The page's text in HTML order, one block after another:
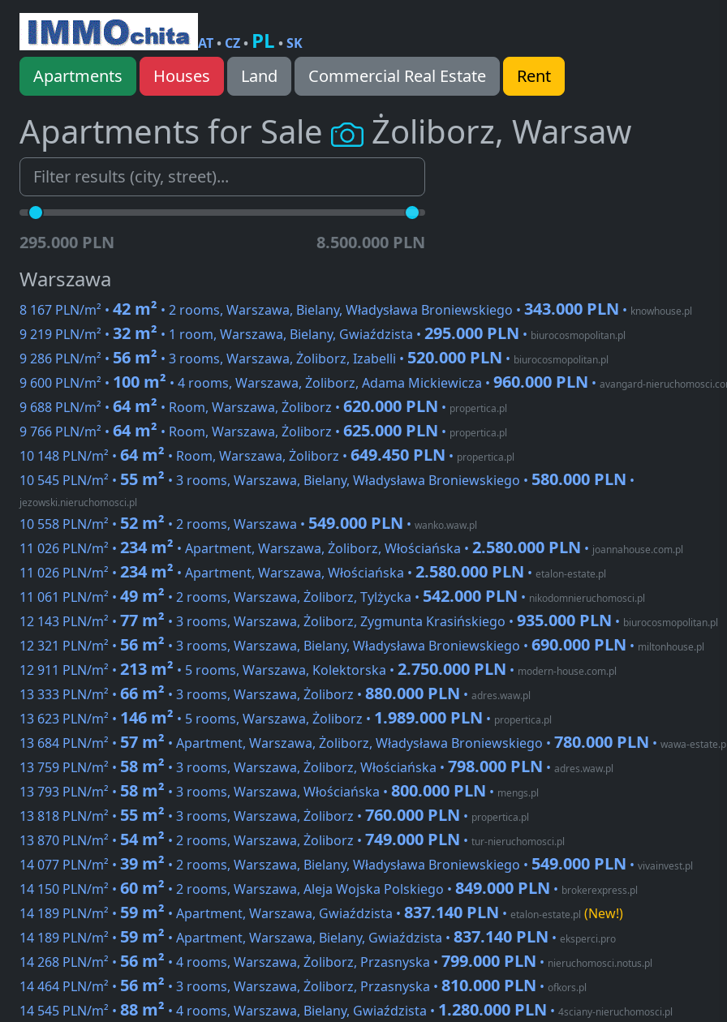
AT• CZ• PL •SK
Apartments Houses Land Commercial Real Estate Rent
Apartments for Sale Żoliborz, Warsaw
295.000 PLN 8.500.000 PLN
Warszawa
8 167 PLN/m² • 42 m² • 2 rooms, Warszawa, Bielany, Władysława Broniewskiego • 343.000 PLN • knowhouse.pl
9 219 PLN/m² • 32 m² • 1 room, Warszawa, Bielany, Gwiaździsta • 295.000 PLN • biurocosmopolitan.pl
9 286 PLN/m² • 56 m² • 3 rooms, Warszawa, Żoliborz, Izabelli • 520.000 PLN • biurocosmopolitan.pl
9 600 PLN/m² • 100 m² • 4 rooms, Warszawa, Żoliborz, Adama Mickiewicza • 960.000 PLN • avangard-
9 688 PLN/m² • 64 m² • Room, Warszawa, Żoliborz • 620.000 PLN • propertica.pl
9 766 PLN/m² • 64 m² • Room, Warszawa, Żoliborz • 625.000 PLN • propertica.pl
10 148 PLN/m² • 64 m² • Room, Warszawa, Żoliborz • 649.450 PLN • propertica.pl
10 545 PLN/m² • 55 m² • 3 rooms, Warszawa, Bielany, Władysława Broniewskiego • 580.000 PLN •
jezowski.nieruchomosci.pl
10 558 PLN/m² • 52 m² • 2 rooms, Warszawa • 549.000 PLN • wanko.waw.pl
11 026 PLN/m² • 234 m² • Apartment, Warszawa, Żoliborz, Włościańska • 2.580.000 PLN • joannahouse.com.pl
11 026 PLN/m² • 234 m² • Apartment, Warszawa, Włościańska • 2.580.000 PLN • etalon-estate.pl
11 061 PLN/m² • 49 m² • 2 rooms, Warszawa, Żoliborz, Tylżycka • 542.000 PLN • nikodomnieruchomosci.pl
12 143 PLN/m² • 77 m² • 3 rooms, Warszawa, Żoliborz, Zygmunta Krasińskiego • 935.000 PLN • biurocosmopolitan.pl
12 321 PLN/m² • 56 m² • 3 rooms, Warszawa, Bielany, Władysława Broniewskiego • 690.000 PLN • miltonhouse.pl
12 911 PLN/m² • 213 m² • 5 rooms, Warszawa, Kolektorska • 2.750.000 PLN • modern-house.com.pl
13 333 PLN/m² • 66 m² • 3 rooms, Warszawa, Żoliborz • 880.000 PLN • adres.waw.pl
13 623 PLN/m² • 146 m² • 5 rooms, Warszawa, Żoliborz • 1.989.000 PLN • propertica.pl
13 684 PLN/m² • 57 m² • Apartment, Warszawa, Żoliborz, Władysława Broniewskiego • 780.000 PLN • wawa-
13 759 PLN/m² • 58 m² • 3 rooms, Warszawa, Żoliborz, Włościańska • 798.000 PLN • adres.waw.pl
13 793 PLN/m² • 58 m² • 3 rooms, Warszawa, Włościańska • 800.000 PLN • mengs.pl
13 818 PLN/m² • 55 m² • 3 rooms, Warszawa, Żoliborz • 760.000 PLN • propertica.pl
13 870 PLN/m² • 54 m² • 2 rooms, Warszawa, Żoliborz • 749.000 PLN • tur-nieruchomosci.pl
14 077 PLN/m² • 39 m² • 2 rooms, Warszawa, Bielany, Władysława Broniewskiego • 549.000 PLN • vivainvest.pl
14 150 PLN/m² • 60 m² • 2 rooms, Warszawa, Aleja Wojska Polskiego • 849.000 PLN • brokerexpress.pl
14 189 PLN/m² • 59 m² • Apartment, Warszawa, Gwiaździsta • 837.140 PLN • etalon-estate.pl (New!)
14 189 PLN/m² • 59 m² • Apartment, Warszawa, Bielany, Gwiaździsta • 837.140 PLN • eksperci.pro
14 268 PLN/m² • 56 m² • 4 rooms, Warszawa, Żoliborz, Przasnyska • 799.000 PLN • nieruchomosci.notus.pl
14 464 PLN/m² • 56 m² • 3 rooms, Warszawa, Żoliborz, Przasnyska • 810.000 PLN • ofkors.pl
14 545 PLN/m² • 88 m² • 4 rooms, Warszawa, Bielany, Gwiaździsta • 1.280.000 PLN • 4sciany-nieruchomosci.pl